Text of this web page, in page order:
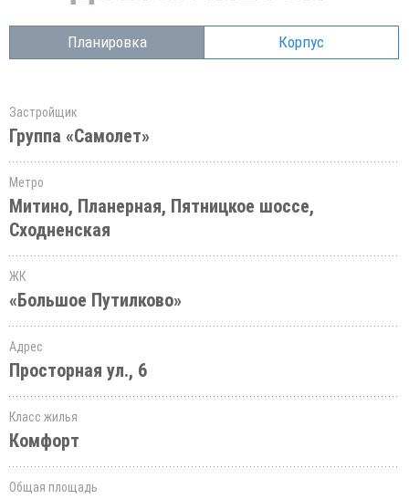
Планировка Корпус
Застройщик
Группа «Самолет»
Метро
Митино, Планерная, Пятницкое шоссе,
Сходненская
ЖК
«Большое Путилково»
Адрес
Просторная ул., 6
Класс жилья
Комфорт
Общая площадь